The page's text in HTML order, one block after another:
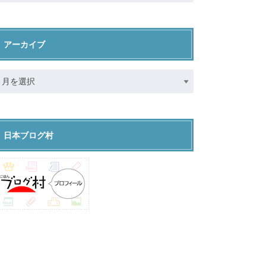
アーカイブ
日本ブログ村